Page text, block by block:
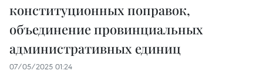
конституционных поправок,
объединение провинциальных
административных единиц
07/05/2025 01:24